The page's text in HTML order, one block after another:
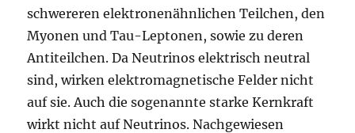
schwereren elektronenähnlichen Teilchen, den
Myonen und Tau-Leptonen, sowie zu deren
Antiteilchen. Da Neutrinos elektrisch neutral
sind, wirken elektromagnetische Felder nicht
auf sie. Auch die sogenannte starke Kernkraft
wirkt nicht auf Neutrinos. Nachgewiesen